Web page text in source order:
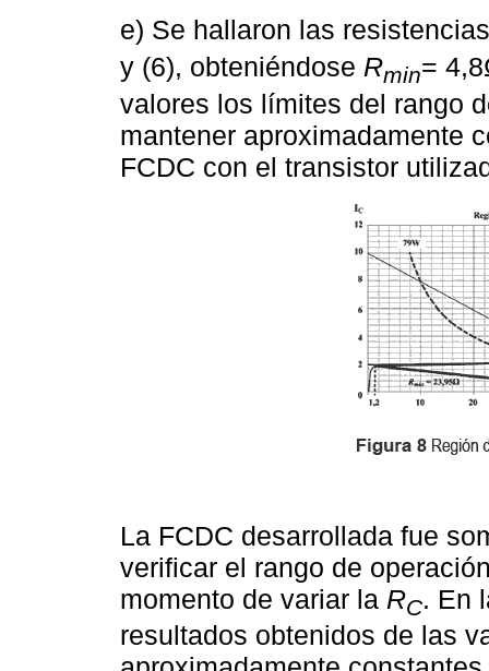
e) Se hallaron las
y (6), obteniéndose Rmin=
valores los límites del rango
mantener aproximadamente
FCDC con el transistor
La FCDC desarrollada fue
verificar el rango de
momento de variar la RC. En
resultados obtenidos de las